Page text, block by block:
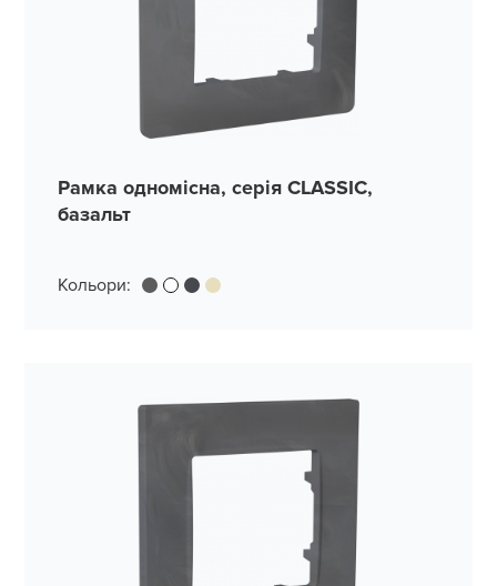
Рамка одномісна, серія CLASSIC,
базальт
Кольори: